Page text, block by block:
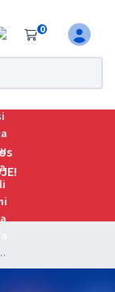
0
- Professor Gustavo Scatolino